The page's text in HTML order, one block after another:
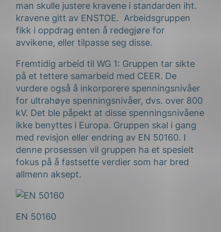
man skulle justere kravene i standarden iht.
kravene gitt av ENSTOE. Arbeidsgruppen
fikk i oppdrag enten å redegjøre for
avvikene, eller tilpasse seg disse.
Fremtidig arbeid til WG 1: Gruppen tar sikte
på et tettere samarbeid med CEER. De
vurdere også å inkorporere spenningsnivåer
for ultrahøye spenningsnivåer, dvs. over 800
kV. Det ble påpekt at disse spenningsnivåene
ikke benyttes i Europa. Gruppen skal i gang
med revisjon eller endring av EN 50160. I
denne prosessen vil gruppen ha et spesielt
fokus på å fastsette verdier som har bred
allmenn aksept.
EN 50160